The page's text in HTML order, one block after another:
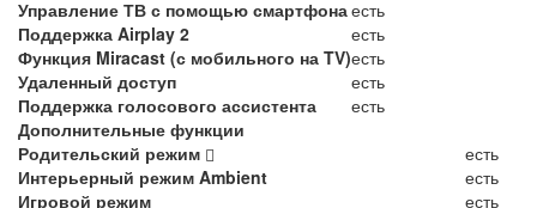
Управление ТВ с помощью смартфонаесть
Поддержка Airplay 2
есть
Функция Miracast (с мобильного на TV)есть
Удаленный доступ
есть
Поддержка голосового ассистента
есть
Дополнительные функции
Родительский режим
есть
Интерьерный режим Ambient
есть
Игровой режим
есть